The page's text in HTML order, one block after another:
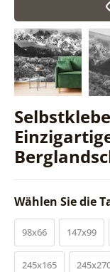
Wählen Sie die
98x66 147x99
245x165